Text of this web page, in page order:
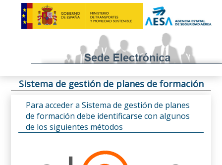
Sistema de gestión de planes de formación
Para acceder a Sistema de gestión de planes
de formación debe identificarse con algunos
de los siguientes métodos